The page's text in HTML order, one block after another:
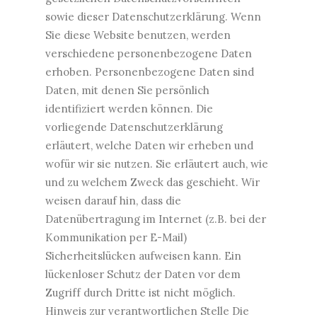
sowie dieser Datenschutzerklärung. Wenn
Sie diese Website benutzen, werden
verschiedene personenbezogene Daten
erhoben. Personenbezogene Daten sind
Daten, mit denen Sie persönlich
identifiziert werden können. Die
vorliegende Datenschutzerklärung
erläutert, welche Daten wir erheben und
wofür wir sie nutzen. Sie erläutert auch, wie
und zu welchem Zweck das geschieht. Wir
weisen darauf hin, dass die
Datenübertragung im Internet (z.B. bei der
Kommunikation per E-Mail)
Sicherheitslücken aufweisen kann. Ein
lückenloser Schutz der Daten vor dem
Zugriff durch Dritte ist nicht möglich.
Hinweis zur verantwortlichen Stelle Die